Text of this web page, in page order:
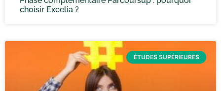
choisir Excelia ?
ÉTUDES SUPÉRIEURES